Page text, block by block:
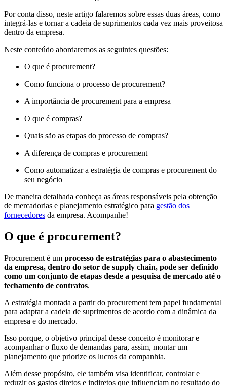
Por conta disso, neste artigo falaremos sobre essas duas áreas, como
integrá-las e tornar a cadeia de suprimentos cada vez mais proveitosa
dentro da empresa.
Neste conteúdo abordaremos as seguintes questões:
O que é procurement?
Como funciona o processo de procurement?
A importância de procurement para a empresa
O que é compras?
Quais são as etapas do processo de compras?
A diferença de compras e procurement
Como automatizar a estratégia de compras e procurement do
seu negócio
De maneira detalhada conheça as áreas responsáveis pela obtenção
de mercadorias e planejamento estratégico para gestão dos
fornecedores da empresa. Acompanhe!
O que é procurement?
Procurement é um processo de estratégias para o abastecimento
da empresa, dentro do setor de supply chain, pode ser definido
como um conjunto de etapas desde a pesquisa de mercado até o
fechamento de contratos.
A estratégia montada a partir do procurement tem papel fundamental
para adaptar a cadeia de suprimentos de acordo com a dinâmica da
empresa e do mercado.
Isso porque, o objetivo principal desse conceito é monitorar e
acompanhar o fluxo de demandas para, assim, montar um
planejamento que priorize os lucros da companhia.
Além desse propósito, ele também visa identificar, controlar e
reduzir os gastos diretos e indiretos que influenciam no resultado do